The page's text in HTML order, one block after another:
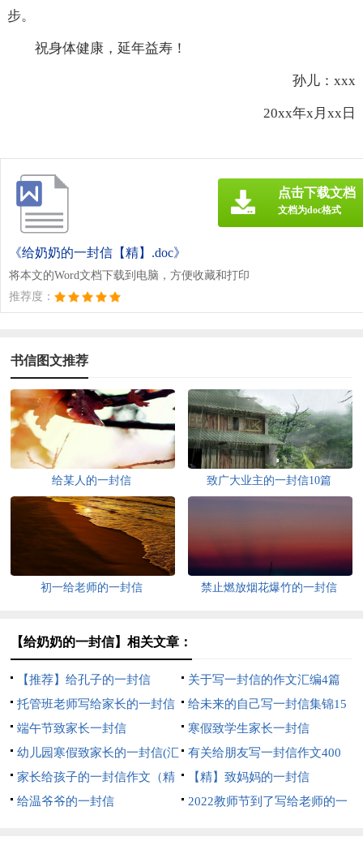
步。
祝身体健康，延年益寿！
孙儿：xxx
20xx年x月xx日
《给奶奶的一封信【精】.doc》
将本文的Word文档下载到电脑，方便收藏和打印
推荐度：
点击下载文档
文档为doc格式
书信图文推荐
给某人的一封信 致广大业主的一封信10篇
初一给老师的一封信 禁止燃放烟花爆竹的一封信
【给奶奶的一封信】相关文章：
【推荐】给孔子的一封信
关于写一封信的作文汇编4篇
托管班老师写给家长的一封信
（精选7篇）
给未来的自己写一封信集锦15
篇
端午节致家长一封信
寒假致学生家长一封信
幼儿园寒假致家长的一封信(汇
编15篇)
有关给朋友写一封信作文400
字汇总6篇
家长给孩子的一封信作文（精
选9篇）
【精】致妈妈的一封信
给温爷爷的一封信
2022教师节到了写给老师的一